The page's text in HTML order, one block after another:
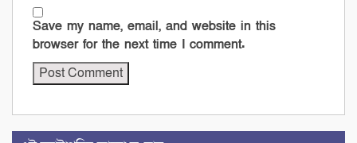
Save my name, email, and website in this
browser for the next time I comment.